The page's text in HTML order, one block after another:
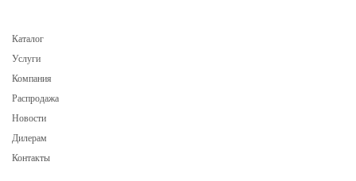
Каталог
Услуги
Компания
Распродажа
Новости
Дилерам
Контакты